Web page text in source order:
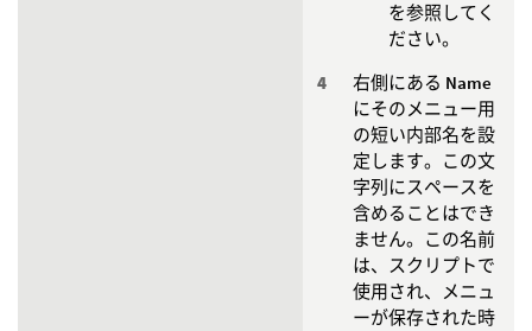
を参照してく
ださい。
右側にある Name
にそのメニュー用
の短い内部名を設
定します。この文
字列にスペースを
含めることはでき
ません。この名前
は、スクリプトで
使用され、メニュ
ーが保存された時